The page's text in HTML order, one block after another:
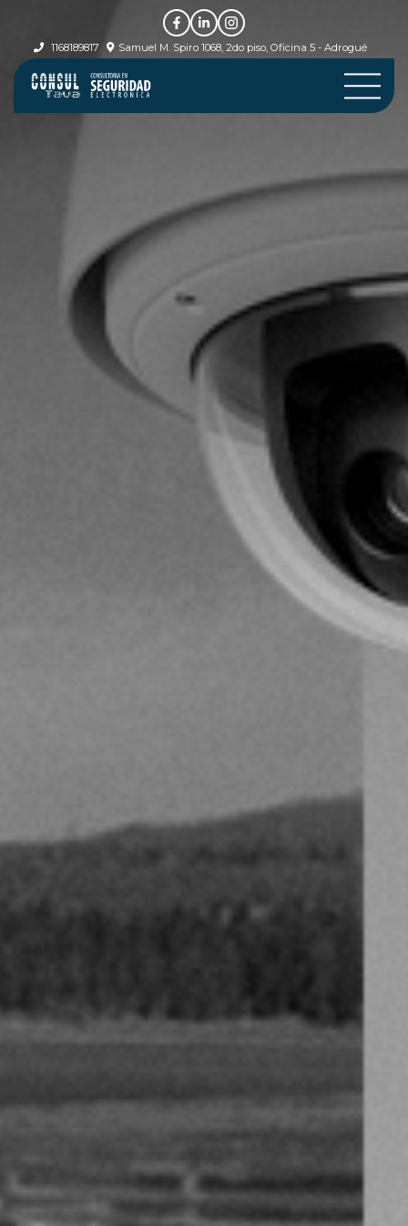
1168189817 Samuel M. Spiro 1068, 2do piso, Oficina 5 - Adrogué